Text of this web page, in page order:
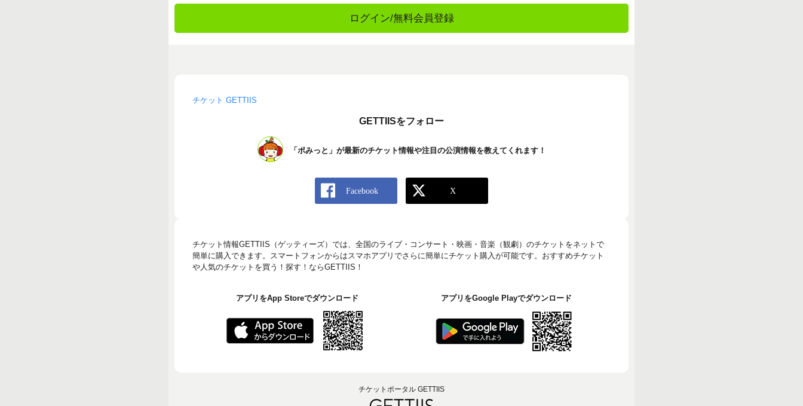
ログイン/無料会員登録
チケット GETTIIS
GETTIISをフォロー
「ポみっと」が最新のチケット情報や注目の公演情報を教えてくれます！
チケット情報GETTIIS（ゲッティーズ）では、全国のライブ・コンサート・映画・音楽（観劇）のチケットをネットで
簡単に購入できます。スマートフォンからはスマホアプリでさらに簡単にチケット購入が可能です。おすすめチケット
や人気のチケットを買う！探す！ならGETTIIS！
アプリをApp Storeでダウンロード アプリをGoogle Playでダウンロード
チケットポータル GETTIIS